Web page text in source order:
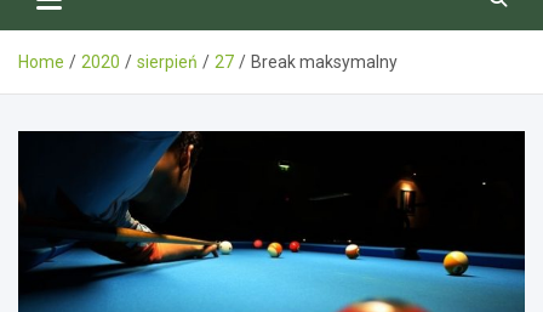
Home 2020 sierpień 27 Break maksymalny